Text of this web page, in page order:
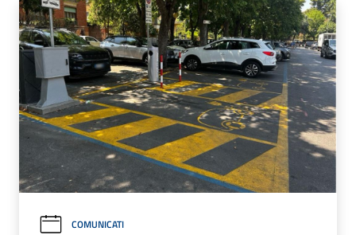
COMUNICATI